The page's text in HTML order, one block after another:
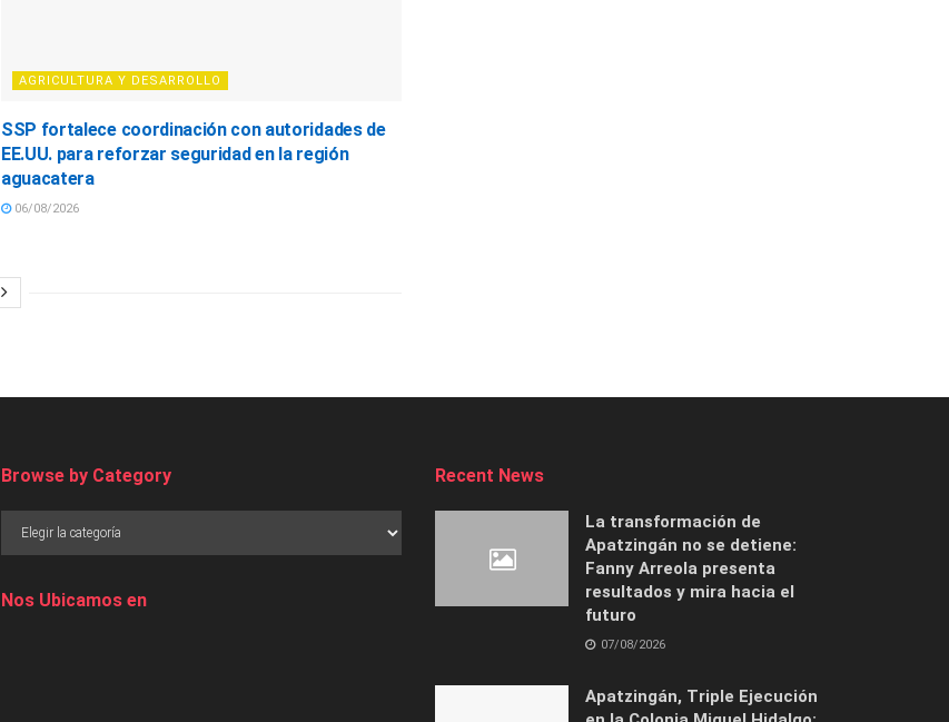
AGRICULTURA Y DESARROLLO
SSP fortalece coordinación con autoridades de
EE.UU. para reforzar seguridad en la región
aguacatera
06/08/2026
Browse by Category
Nos Ubicamos en
Recent News
La transformación de
Apatzingán no se detiene:
Fanny Arreola presenta
resultados y mira hacia el
futuro
07/08/2026
Apatzingán, Triple Ejecución